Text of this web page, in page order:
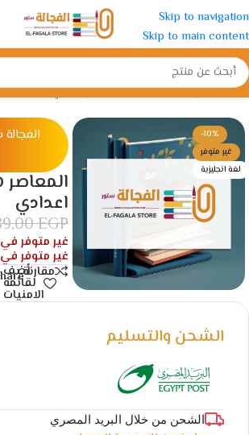
Skip to navigation
Skip to main content
الرئيسية/الإعدادية/الصف الثالث الإعدادي
-10%
غير متوفر
لغة انجليزية
المعاصر
اعدادي
EGP
غير متوفر
غير متوفر
مقارنةأضف
لقائمة
الامنيات
الشحن والتسليم
الشحن من خلال البريد المصري